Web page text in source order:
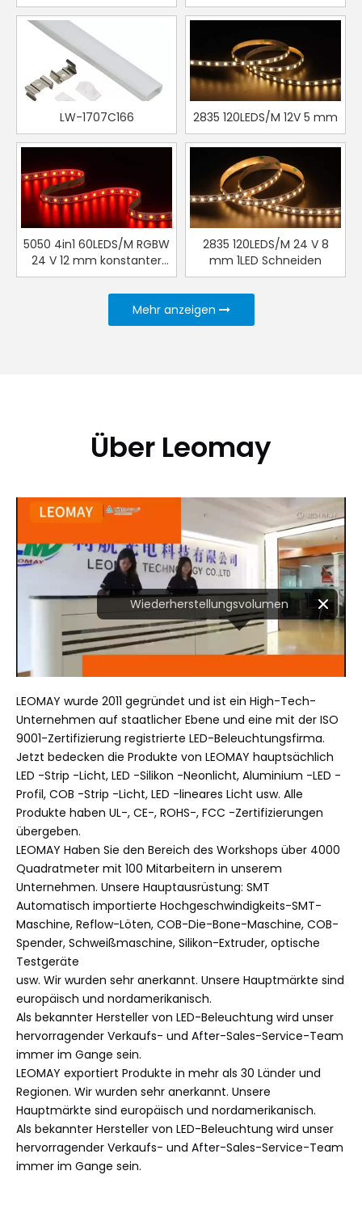
LW-1707C166 2835 120LEDS/M 12V 5 mm
5050 4in1 60LEDS/M RGBW
24 V 12 mm konstanter
Strom konstanter Strom
2835 120LEDS/M 24 V 8
mm 1LED Schneiden
Mehr anzeigen
Über Leomay
LEOMAY wurde 2011 gegründet und ist ein High-Tech-
Unternehmen auf staatlicher Ebene und eine mit der ISO
9001-Zertifizierung registrierte LED-Beleuchtungsfirma.
Jetzt bedecken die Produkte von LEOMAY hauptsächlich
LED -Strip -Licht, LED -Silikon -Neonlicht, Aluminium -LED -
Profil, COB -Strip -Licht, LED -lineares Licht usw. Alle
Produkte haben UL-, CE-, ROHS-, FCC -Zertifizierungen
übergeben.
LEOMAY Haben Sie den Bereich des Workshops über 4000
Quadratmeter mit 100 Mitarbeitern in unserem
Unternehmen. Unsere Hauptausrüstung: SMT
Automatisch importierte Hochgeschwindigkeits-SMT-
Maschine, Reflow-Löten, COB-Die-Bone-Maschine, COB-
Spender, Schweißmaschine, Silikon-Extruder, optische
Testgeräte
usw. Wir wurden sehr anerkannt. Unsere Hauptmärkte sind
europäisch und nordamerikanisch.
Als bekannter Hersteller von LED-Beleuchtung wird unser
hervorragender Verkaufs- und After-Sales-Service-Team
immer im Gange sein.
LEOMAY exportiert Produkte in mehr als 30 Länder und
Regionen. Wir wurden sehr anerkannt. Unsere
Hauptmärkte sind europäisch und nordamerikanisch.
Als bekannter Hersteller von LED-Beleuchtung wird unser
hervorragender Verkaufs- und After-Sales-Service-Team
immer im Gange sein.